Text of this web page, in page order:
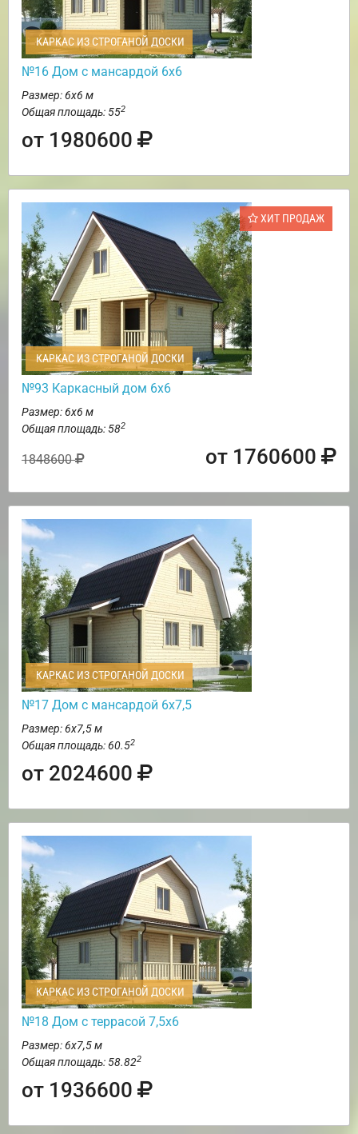
КАРКАС ИЗ СТРОГАНОЙ ДОСКИ
№16 Дом с мансардой 6х6
Размер: 6х6 м
Общая площадь: 552
от 1980600
ХИТ ПРОДАЖ
КАРКАС ИЗ СТРОГАНОЙ ДОСКИ
№93 Каркасный дом 6х6
Размер: 6х6 м
Общая площадь: 582
1848600 от 1760600
КАРКАС ИЗ СТРОГАНОЙ ДОСКИ
№17 Дом с мансардой 6х7,5
Размер: 6х7,5 м
Общая площадь: 60.52
от 2024600
КАРКАС ИЗ СТРОГАНОЙ ДОСКИ
№18 Дом с террасой 7,5х6
Размер: 6х7,5 м
Общая площадь: 58.822
от 1936600